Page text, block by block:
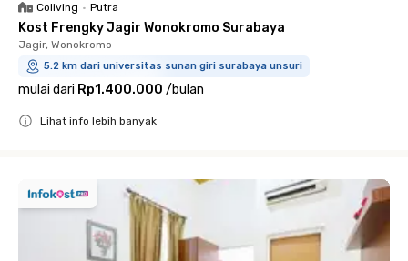
Coliving • Putra
Kost Frengky Jagir Wonokromo Surabaya
Jagir, Wonokromo
5.2 km dari universitas sunan giri surabaya unsuri
mulai dari Rp1.400.000 /bulan
Lihat info lebih banyak